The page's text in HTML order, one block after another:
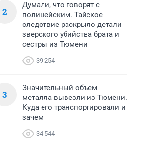
2
Думали, что говорят с
полицейским. Тайское
следствие раскрыло детали
зверского убийства брата и
сестры из Тюмени
39 254
3
Значительный объем
металла вывезли из Тюмени.
Куда его транспортировали и
зачем
34 544